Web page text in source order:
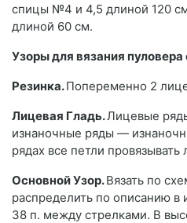
спицы №4 и 4,5 длиной 120
длиной 60 см.
Узоры для вязания
Резинка.Попеременно 2
Лицевая Гладь.Лицевые
изнаночные ряды —
рядах все петли
Основной Узор.Вязать по
распределить по описанию в
38 п. между стрелками. В